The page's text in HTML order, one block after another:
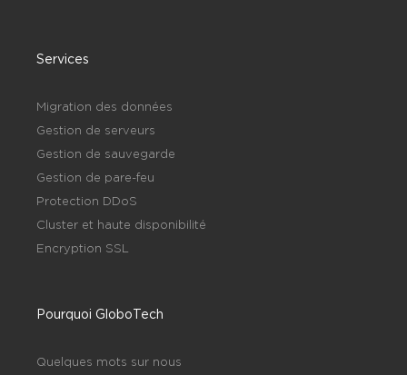
Services
Migration des données
Gestion de serveurs
Gestion de sauvegarde
Gestion de pare-feu
Protection DDoS
Cluster et haute disponibilité
Encryption SSL
Pourquoi GloboTech
Quelques mots sur nous